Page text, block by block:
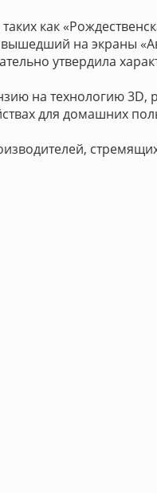
как
на экраны
утвердила
на технологию 3D,
для домашних